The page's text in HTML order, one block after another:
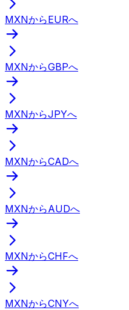
MXNからEURへ
MXNからGBPへ
MXNからJPYへ
MXNからCADへ
MXNからAUDへ
MXNからCHFへ
MXNからCNYへ